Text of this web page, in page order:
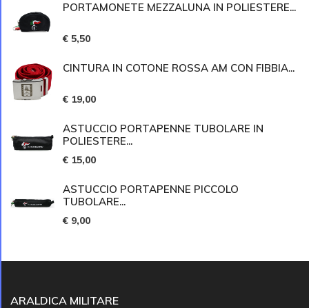
PORTAMONETE MEZZALUNA IN POLIESTERE...
€ 5,50
CINTURA IN COTONE ROSSA AM CON FIBBIA...
€ 19,00
ASTUCCIO PORTAPENNE TUBOLARE IN
POLIESTERE...
€ 15,00
ASTUCCIO PORTAPENNE PICCOLO
TUBOLARE...
€ 9,00
ARALDICA MILITARE